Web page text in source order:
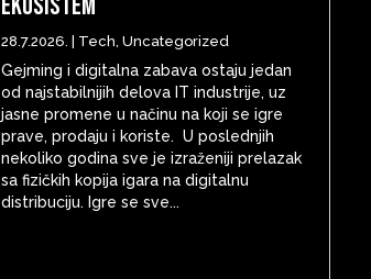
28.7.2026. Tech ,Uncategorized
Gejming i digitalna zabava ostaju jedan
od najstabilnijih delova IT industrije, uz
jasne promene u načinu na koji se igre
prave, prodaju i koriste. U poslednjih
nekoliko godina sve je izraženiji prelazak
sa fizičkih kopija igara na digitalnu
distribuciju. Igre se sve...